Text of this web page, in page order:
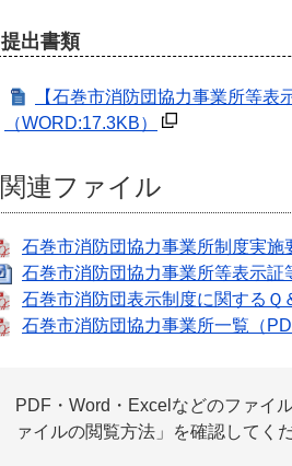
提出書類
【石巻市消防団協力事業所等表
（WORD:17.3KB）
関連ファイル
石巻市消防団協力事業所制度実施
石巻市消防団協力事業所等表示証
石巻市消防団表示制度に関するＱ
石巻市消防団協力事業所一覧（
PDF・Word・Excelなどのファイ
ァイルの閲覧方法」を確認してくだ